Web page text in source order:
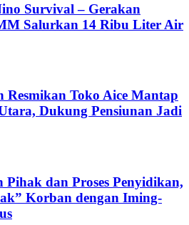
Survival – Gerakan
Salurkan 14 Ribu Liter Air
Resmikan Toko Aice Mantap
Dukung Pensiunan Jadi
Pihak dan Proses Penyidikan,
Korban dengan Iming-